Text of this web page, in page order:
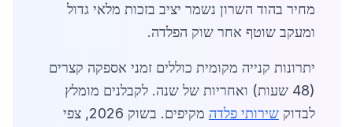
מחיר בהוד השרון נשמר יציב בזכות מלאי גדול
ומעקב שוטף אחר שוק הפלדה.
יתרונות קנייה מקומית כוללים זמני אספקה קצרים
(48 שעות) ואחריות של שנה. לקבלנים מומלץ
לבדוק שירותי פלדה
מקיפים. בשוק 2026, צפי